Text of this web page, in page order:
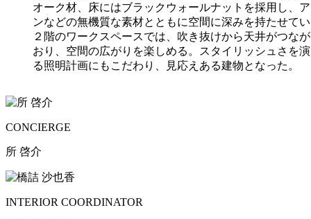
オーク材、床にはブラックウォールナットを採用し、
ンなどの無機質な素材とともに空間に深みを持たせて
２階のワークスペースでは、吹き抜けから天井がつな
おり、空間の広がりを楽しめる。スタイリッシュさを
る照明計画にもこだわり、見応えある建物となった。
CONCIERGE
所 啓介
INTERIOR COORDINATOR